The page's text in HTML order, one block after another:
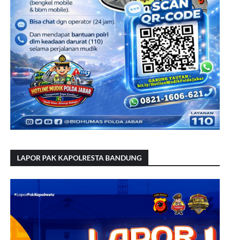
LAPOR PAK KAPOLRESTA BANDUNG